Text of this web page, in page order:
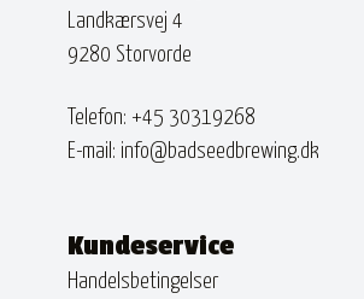
Landkærsvej 4
9280 Storvorde
Telefon: +45 30319268
E-mail: info@badseedbrewing.dk
Kundeservice
Handelsbetingelser